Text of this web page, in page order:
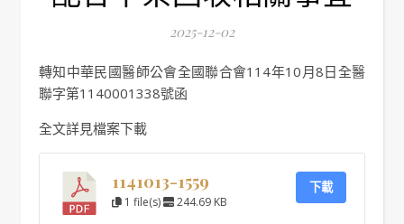
2025-12-02
轉知中華民國醫師公會全國聯合會114年10月8日全醫
聯字第1140001338號函
全文詳見檔案下載
1141013-1559
1 file(s) 244.69 KB
下載